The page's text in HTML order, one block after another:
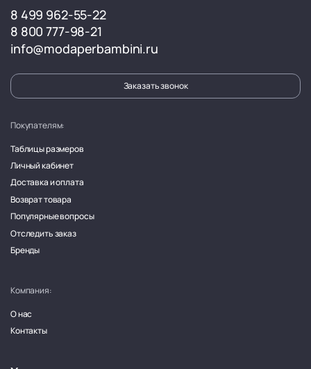
8 499 962-55-22
8 800 777-98-21
info@modaperbambini.ru
Заказать звонок
Покупателям:
Таблицы размеров
Личный кабинет
Доставка и оплата
Возврат товара
Популярные вопросы
Отследить заказ
Бренды
Компания:
О нас
Контакты